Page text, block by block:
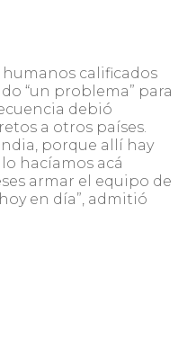
calificados
“un problema” para
debió
a otros países.
porque allí hay
hacíamos acá
armar el equipo de
en día”, admitió